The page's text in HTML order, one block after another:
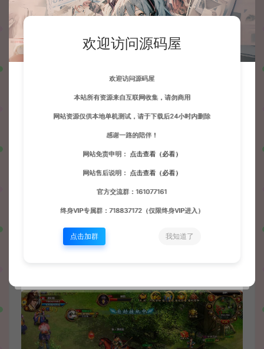
欢迎访问源码屋
欢迎访问源码屋
本站所有资源来自互联网收集，请勿商用
网站资源仅供本地单机测试，请于下载后24小时内删除
感谢一路的陪伴！
网站免责申明： 点击查看（必看）
网站售后说明： 点击查看（必看）
官方交流群：161077161
终身VIP专属群：718837172（仅限终身VIP进入）
点击加群 我知道了